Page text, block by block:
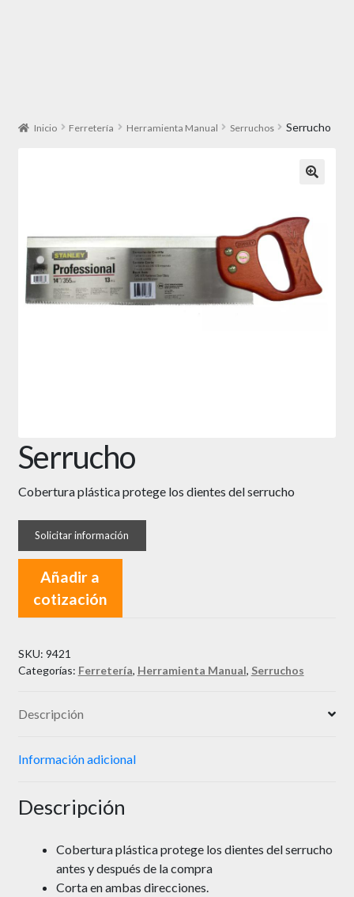
Inicio Ferretería Herramienta Manual Serruchos Serrucho
Serrucho
Cobertura plástica protege los dientes del serrucho
Añadir a
cotización
SKU: 9421
Categorías: Ferretería, Herramienta Manual, Serruchos
Descripción
Información adicional
Descripción
Cobertura plástica protege los dientes del serrucho
antes y después de la compra
Corta en ambas direcciones.